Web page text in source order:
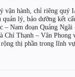
vận hành, chỉ riêng quý
quản lý, bảo dưỡng kết
– Nam đoạn Quảng
Chí Thạnh – Vân
thị phần trong lĩnh